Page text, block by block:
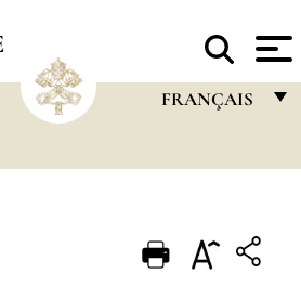
FRANÇAIS
PORTUGUÊS